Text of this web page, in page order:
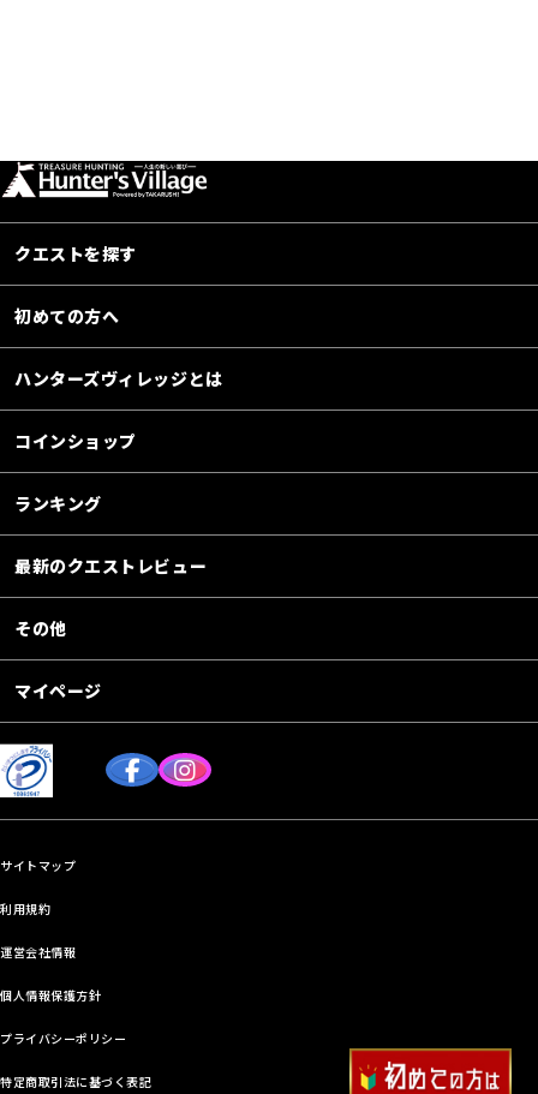
クエストを探す
初めての方へ
ハンターズヴィレッジとは
コインショップ
ランキング
最新のクエストレビュー
その他
マイページ
サイトマップ
利用規約
運営会社情報
個人情報保護方針
プライバシーポリシー
特定商取引法に基づく表記